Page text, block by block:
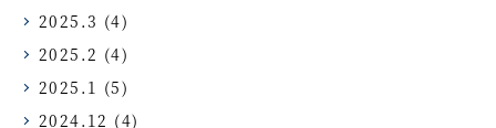
2025.3 (4)
2025.2 (4)
2025.1 (5)
2024.12 (4)